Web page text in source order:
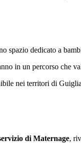
spazio dedicato a
in un percorso che
nei territori di
di Maternage,